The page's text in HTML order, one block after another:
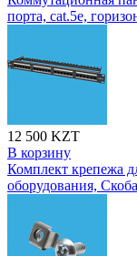
порта, cat.5e,
12 500 KZT
В корзину
Комплект крепежа
оборудования,